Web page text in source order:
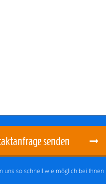
senden
uns so schnell wie möglich bei Ihnen